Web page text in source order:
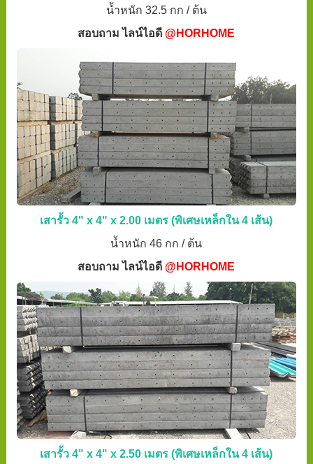
น้ำหนัก 32.5 กก / ต้น
สอบถาม ไลน์ไอดี @HORHOME
เสารั้ว 4" x 4" x 2.00 เมตร (พิเศษเหล็กใน 4 เส้น)
น้ำหนัก 46 กก / ต้น
สอบถาม ไลน์ไอดี @HORHOME
เสารั้ว 4" x 4" x 2.50 เมตร (พิเศษเหล็กใน 4 เส้น)